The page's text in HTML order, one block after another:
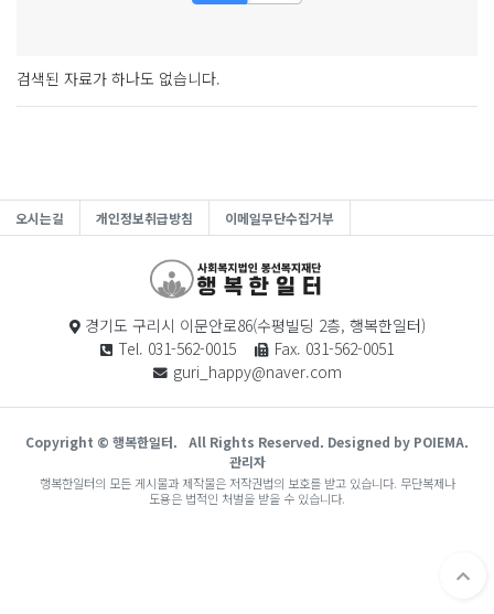
검색된 자료가 하나도 없습니다.
오시는길 개인정보취급방침 이메일무단수집거부
경기도 구리시 이문안로86(수평빌딩 2층, 행복한일터)
Tel. 031-562-0015
Fax. 031-562-0051
guri_happy@naver.com
Copyright © 행복한일터.
All Rights Reserved. Designed by POIEMA.
관리자
행복한일터의 모든 게시물과 제작물은 저작권법의 보호를 받고 있습니다. 무단복제나
도용은 법적인 처벌을 받을 수 있습니다.